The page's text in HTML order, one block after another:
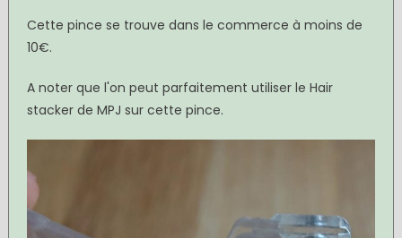
Cette pince se trouve dans le commerce à moins de
10€.
A noter que l'on peut parfaitement utiliser le Hair
stacker de MPJ sur cette pince.